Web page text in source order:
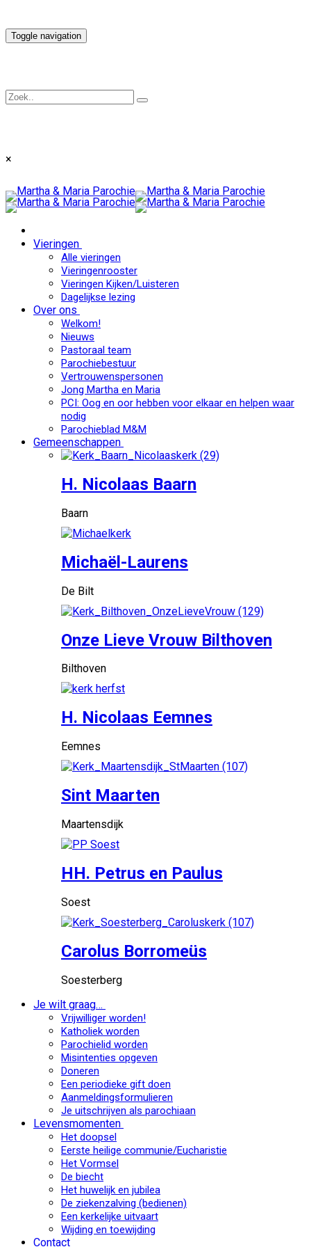
Toggle navigation
×
Vieringen
Alle vieringen
Vieringenrooster
Vieringen Kijken/Luisteren
Dagelijkse lezing
Over ons
Welkom!
Nieuws
Pastoraal team
Parochiebestuur
Vertrouwenspersonen
Jong Martha en Maria
PCI: Oog en oor hebben voor elkaar en helpen waar
nodig
Parochieblad M&M
Gemeenschappen
H. Nicolaas Baarn
Baarn
Michaël-Laurens
De Bilt
Onze Lieve Vrouw Bilthoven
Bilthoven
H. Nicolaas Eemnes
Eemnes
Sint Maarten
Maartensdijk
HH. Petrus en Paulus
Soest
Carolus Borromeüs
Soesterberg
Je wilt graag…
Vrijwilliger worden!
Katholiek worden
Parochielid worden
Misintenties opgeven
Doneren
Een periodieke gift doen
Aanmeldingsformulieren
Je uitschrijven als parochiaan
Levensmomenten
Het doopsel
Eerste heilige communie/Eucharistie
Het Vormsel
De biecht
Het huwelijk en jubilea
De ziekenzalving (bedienen)
Een kerkelijke uitvaart
Wijding en toewijding
Contact